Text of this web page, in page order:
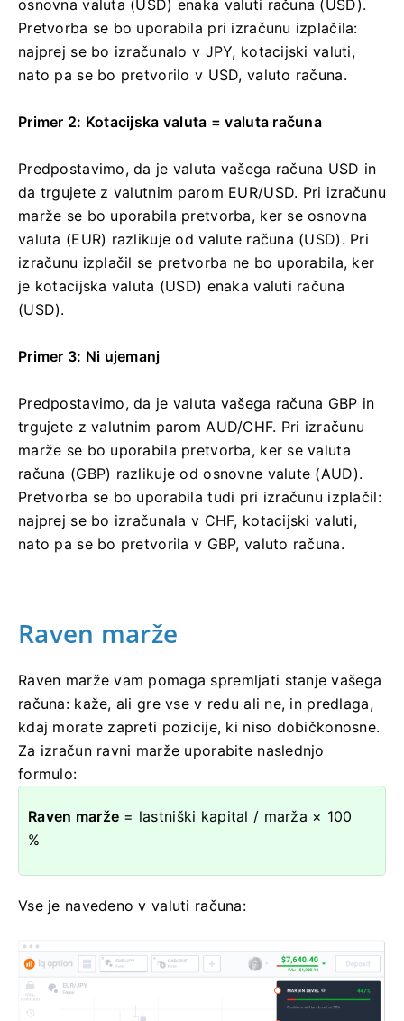
osnovna valuta (USD) enaka valuti računa (USD).
Pretvorba se bo uporabila pri izračunu izplačila:
najprej se bo izračunalo v JPY, kotacijski valuti,
nato pa se bo pretvorilo v USD, valuto računa.
Primer 2: Kotacijska valuta = valuta računa
Predpostavimo, da je valuta vašega računa USD in
da trgujete z valutnim parom EUR/USD. Pri izračunu
marže se bo uporabila pretvorba, ker se osnovna
valuta (EUR) razlikuje od valute računa (USD). Pri
izračunu izplačil se pretvorba ne bo uporabila, ker
je kotacijska valuta (USD) enaka valuti računa
(USD).
Primer 3: Ni ujemanj
Predpostavimo, da je valuta vašega računa GBP in
trgujete z valutnim parom AUD/CHF. Pri izračunu
marže se bo uporabila pretvorba, ker se valuta
računa (GBP) razlikuje od osnovne valute (AUD).
Pretvorba se bo uporabila tudi pri izračunu izplačil:
najprej se bo izračunala v CHF, kotacijski valuti,
nato pa se bo pretvorila v GBP, valuto računa.
Raven marže
Raven marže vam pomaga spremljati stanje vašega
računa: kaže, ali gre vse v redu ali ne, in predlaga,
kdaj morate zapreti pozicije, ki niso dobičkonosne.
Za izračun ravni marže uporabite naslednjo
formulo:
Raven marže = lastniški kapital / marža × 100
%
Vse je navedeno v valuti računa: